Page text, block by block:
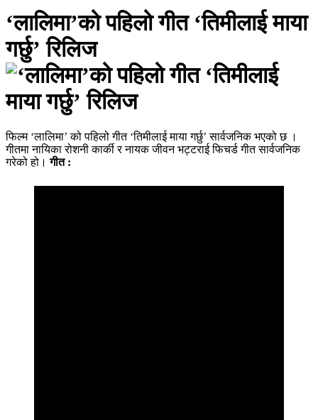
‘लालिमा’को पहिलो गीत ‘तिमीलाई माया
गर्छु’ रिलिज
फिल्म ‘लालिमा’ को पहिलो गीत ‘तिमीलाई माया गर्छु’ सार्वजनिक भएको छ ।
गीतमा नायिका रोशनी कार्की र नायक जीवन भट्टराई फिचर्ड गीत सार्वजनिक
गरेको हो।गीत :